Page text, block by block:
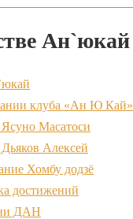
Ан`юкай
клуба «Ан Ю Кай»
Масатоси
Алексей
Хомбу додзё
достижений
ДАН